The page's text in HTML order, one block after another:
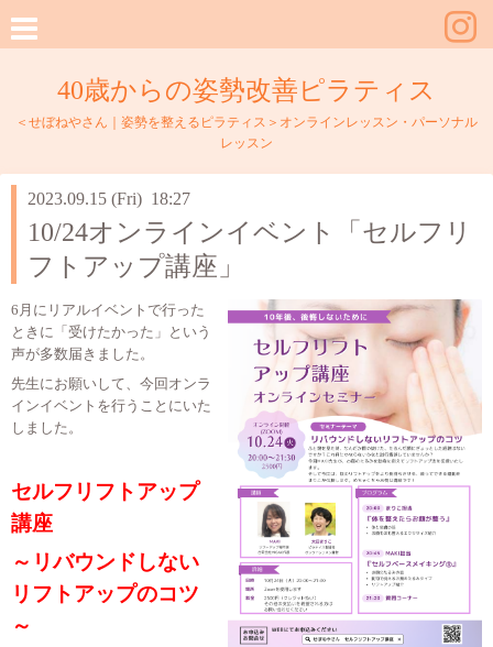
40歳からの姿勢改善ピラティス
＜せぼねやさん｜姿勢を整えるピラティス＞オンラインレッスン・パーソナル
レッスン
2023.09.15 (Fri) 18:27
10/24オンラインイベント「セルフリ
フトアップ講座」
6月にリアルイベントで行った
ときに「受けたかった」という
声が多数届きました。
先生にお願いして、今回オンラ
インイベントを行うことにいた
しました。
セルフリフトアップ
講座
～リバウンドしない
リフトアップのコツ
～